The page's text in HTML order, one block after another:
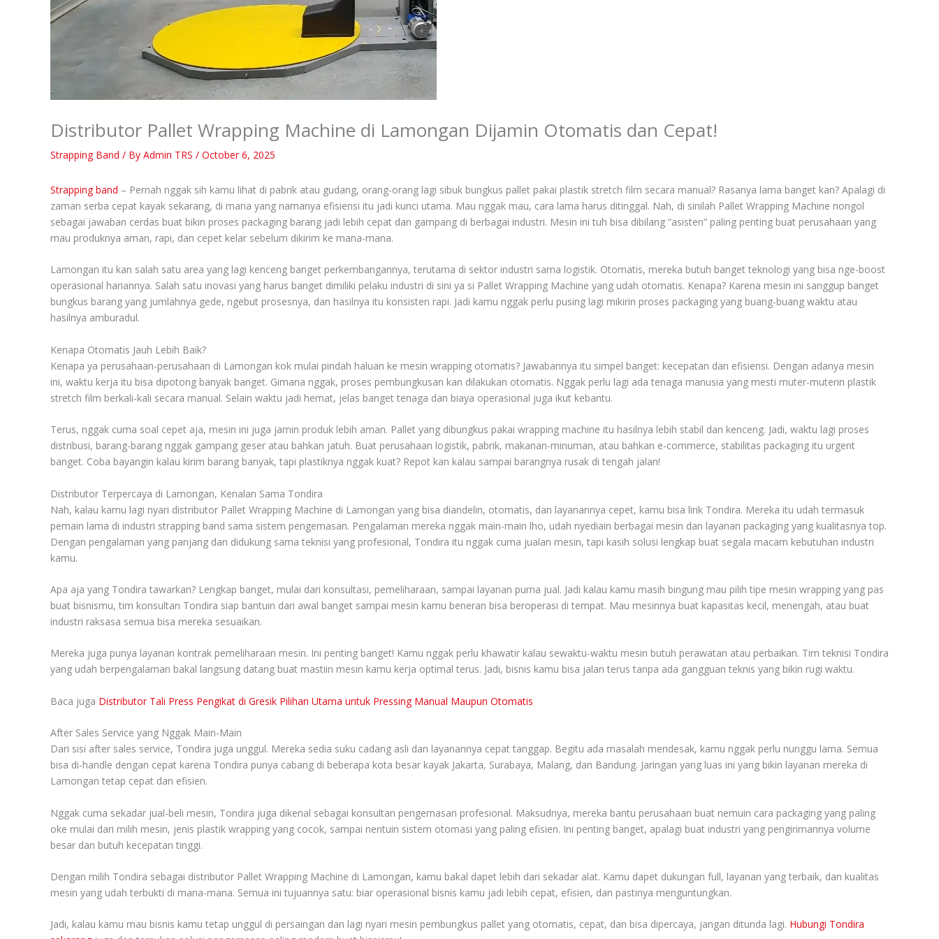
Distributor Pallet Wrapping Machine di Lamongan Dijamin Otomatis dan Cepat!
Strapping Band / By Admin TRS / October 6, 2025
Strapping band – Pernah nggak sih kamu lihat di pabrik atau gudang, orang-orang lagi sibuk bungkus pallet pakai plastik stretch film secara manual? Rasanya lama banget kan? Apalagi di
zaman serba cepat kayak sekarang, di mana yang namanya efisiensi itu jadi kunci utama. Mau nggak mau, cara lama harus ditinggal. Nah, di sinilah Pallet Wrapping Machine nongol
sebagai jawaban cerdas buat bikin proses packaging barang jadi lebih cepat dan gampang di berbagai industri. Mesin ini tuh bisa dibilang “asisten” paling penting buat perusahaan yang
mau produknya aman, rapi, dan cepet kelar sebelum dikirim ke mana-mana.
Lamongan itu kan salah satu area yang lagi kenceng banget perkembangannya, terutama di sektor industri sama logistik. Otomatis, mereka butuh banget teknologi yang bisa nge-boost
operasional hariannya. Salah satu inovasi yang harus banget dimiliki pelaku industri di sini ya si Pallet Wrapping Machine yang udah otomatis. Kenapa? Karena mesin ini sanggup banget
bungkus barang yang jumlahnya gede, ngebut prosesnya, dan hasilnya itu konsisten rapi. Jadi kamu nggak perlu pusing lagi mikirin proses packaging yang buang-buang waktu atau
hasilnya amburadul.
Kenapa Otomatis Jauh Lebih Baik?
Kenapa ya perusahaan-perusahaan di Lamongan kok mulai pindah haluan ke mesin wrapping otomatis? Jawabannya itu simpel banget: kecepatan dan efisiensi. Dengan adanya mesin
ini, waktu kerja itu bisa dipotong banyak banget. Gimana nggak, proses pembungkusan kan dilakukan otomatis. Nggak perlu lagi ada tenaga manusia yang mesti muter-muterin plastik
stretch film berkali-kali secara manual. Selain waktu jadi hemat, jelas banget tenaga dan biaya operasional juga ikut kebantu.
Terus, nggak cuma soal cepet aja, mesin ini juga jamin produk lebih aman. Pallet yang dibungkus pakai wrapping machine itu hasilnya lebih stabil dan kenceng. Jadi, waktu lagi proses
distribusi, barang-barang nggak gampang geser atau bahkan jatuh. Buat perusahaan logistik, pabrik, makanan-minuman, atau bahkan e-commerce, stabilitas packaging itu urgent
banget. Coba bayangin kalau kirim barang banyak, tapi plastiknya nggak kuat? Repot kan kalau sampai barangnya rusak di tengah jalan!
Distributor Terpercaya di Lamongan, Kenalan Sama Tondira
Nah, kalau kamu lagi nyari distributor Pallet Wrapping Machine di Lamongan yang bisa diandelin, otomatis, dan layanannya cepet, kamu bisa lirik Tondira. Mereka itu udah termasuk
pemain lama di industri strapping band sama sistem pengemasan. Pengalaman mereka nggak main-main lho, udah nyediain berbagai mesin dan layanan packaging yang kualitasnya top.
Dengan pengalaman yang panjang dan didukung sama teknisi yang profesional, Tondira itu nggak cuma jualan mesin, tapi kasih solusi lengkap buat segala macam kebutuhan industri
kamu.
Apa aja yang Tondira tawarkan? Lengkap banget, mulai dari konsultasi, pemeliharaan, sampai layanan purna jual. Jadi kalau kamu masih bingung mau pilih tipe mesin wrapping yang pas
buat bisnismu, tim konsultan Tondira siap bantuin dari awal banget sampai mesin kamu beneran bisa beroperasi di tempat. Mau mesinnya buat kapasitas kecil, menengah, atau buat
industri raksasa semua bisa mereka sesuaikan.
Mereka juga punya layanan kontrak pemeliharaan mesin. Ini penting banget! Kamu nggak perlu khawatir kalau sewaktu-waktu mesin butuh perawatan atau perbaikan. Tim teknisi Tondira
yang udah berpengalaman bakal langsung datang buat mastiin mesin kamu kerja optimal terus. Jadi, bisnis kamu bisa jalan terus tanpa ada gangguan teknis yang bikin rugi waktu.
Baca juga Distributor Tali Press Pengikat di Gresik Pilihan Utama untuk Pressing Manual Maupun Otomatis
After Sales Service yang Nggak Main-Main
Dari sisi after sales service, Tondira juga unggul. Mereka sedia suku cadang asli dan layanannya cepat tanggap. Begitu ada masalah mendesak, kamu nggak perlu nunggu lama. Semua
bisa di-handle dengan cepat karena Tondira punya cabang di beberapa kota besar kayak Jakarta, Surabaya, Malang, dan Bandung. Jaringan yang luas ini yang bikin layanan mereka di
Lamongan tetap cepat dan efisien.
Nggak cuma sekadar jual-beli mesin, Tondira juga dikenal sebagai konsultan pengemasan profesional. Maksudnya, mereka bantu perusahaan buat nemuin cara packaging yang paling
oke mulai dari milih mesin, jenis plastik wrapping yang cocok, sampai nentuin sistem otomasi yang paling efisien. Ini penting banget, apalagi buat industri yang pengirimannya volume
besar dan butuh kecepatan tinggi.
Dengan milih Tondira sebagai distributor Pallet Wrapping Machine di Lamongan, kamu bakal dapet lebih dari sekadar alat. Kamu dapet dukungan full, layanan yang terbaik, dan kualitas
mesin yang udah terbukti di mana-mana. Semua ini tujuannya satu: biar operasional bisnis kamu jadi lebih cepat, efisien, dan pastinya menguntungkan.
Jadi, kalau kamu mau bisnis kamu tetap unggul di persaingan dan lagi nyari mesin pembungkus pallet yang otomatis, cepat, dan bisa dipercaya, jangan ditunda lagi. Hubungi Tondira